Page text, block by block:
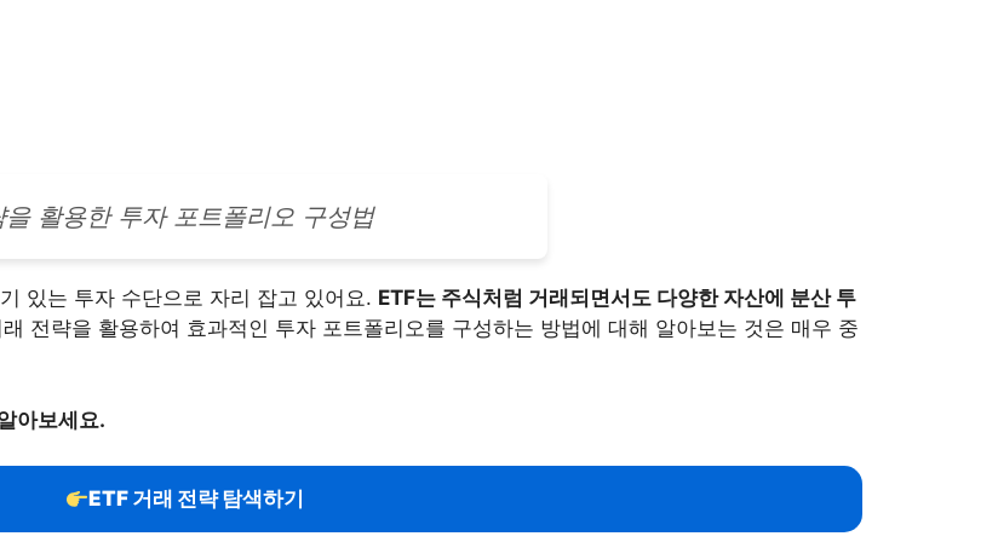
활용한 투자 포트폴리오 구성법
있는 투자 수단으로 자리 잡고 있어요. ETF는 주식처럼 거래되면서도 다양한 자산에 분산 투
전략을 활용하여 효과적인 투자 포트폴리오를 구성하는 방법에 대해 알아보는 것은 매우 중
아보세요.
ETF 거래 전략 탐색하기